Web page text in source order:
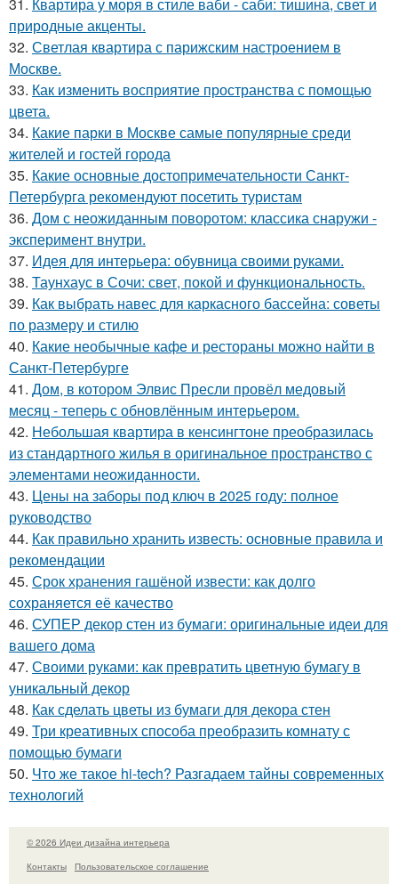
31. Квартира у моря в стиле ваби - саби: тишина, свет и
природные акценты.
32. Светлая квартира с парижским настроением в
Москве.
33. Как изменить восприятие пространства с помощью
цвета.
34. Какие парки в Москве самые популярные среди
жителей и гостей города
35. Какие основные достопримечательности Санкт-
Петербурга рекомендуют посетить туристам
36. Дом с неожиданным поворотом: классика снаружи -
эксперимент внутри.
37. Идея для интерьера: обувница своими руками.
38. Таунхаус в Сочи: свет, покой и функциональность.
39. Как выбрать навес для каркасного бассейна: советы
по размеру и стилю
40. Какие необычные кафе и рестораны можно найти в
Санкт-Петербурге
41. Дом, в котором Элвис Пресли провёл медовый
месяц - теперь с обновлённым интерьером.
42. Небольшая квартира в кенсингтоне преобразилась
из стандартного жилья в оригинальное пространство с
элементами неожиданности.
43. Цены на заборы под ключ в 2025 году: полное
руководство
44. Как правильно хранить известь: основные правила и
рекомендации
45. Срок хранения гашёной извести: как долго
сохраняется её качество
46. СУПЕР декор стен из бумаги: оригинальные идеи для
вашего дома
47. Своими руками: как превратить цветную бумагу в
уникальный декор
48. Как сделать цветы из бумаги для декора стен
49. Три креативных способа преобразить комнату с
помощью бумаги
50. Что же такое hi-tech? Разгадаем тайны современных
технологий
© 2026 Идеи дизайна интерьера
Контакты
Пользовательское соглашение